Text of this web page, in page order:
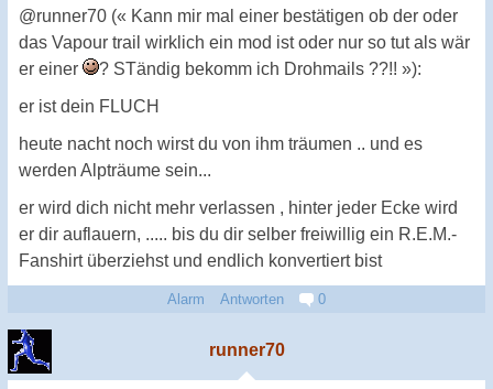
@runner70 (« Kann mir mal einer bestätigen ob der oder
das Vapour trail wirklich ein mod ist oder nur so tut als wär
er einer
? STändig bekomm ich Drohmails ??!! »):
er ist dein FLUCH
heute nacht noch wirst du von ihm träumen .. und es
werden Alpträume sein...
er wird dich nicht mehr verlassen , hinter jeder Ecke wird
er dir auflauern, ..... bis du dir selber freiwillig ein R.E.M.-
Fanshirt überziehst und endlich konvertiert bist
Alarm Antworten 0
runner70